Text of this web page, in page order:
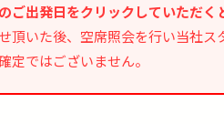
ご出発日をクリックしていただく
頂いた後、空席照会を行い当社ス
定ではございません。